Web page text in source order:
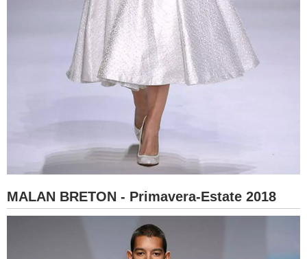
MALAN BRETON - Primavera-Estate 2018